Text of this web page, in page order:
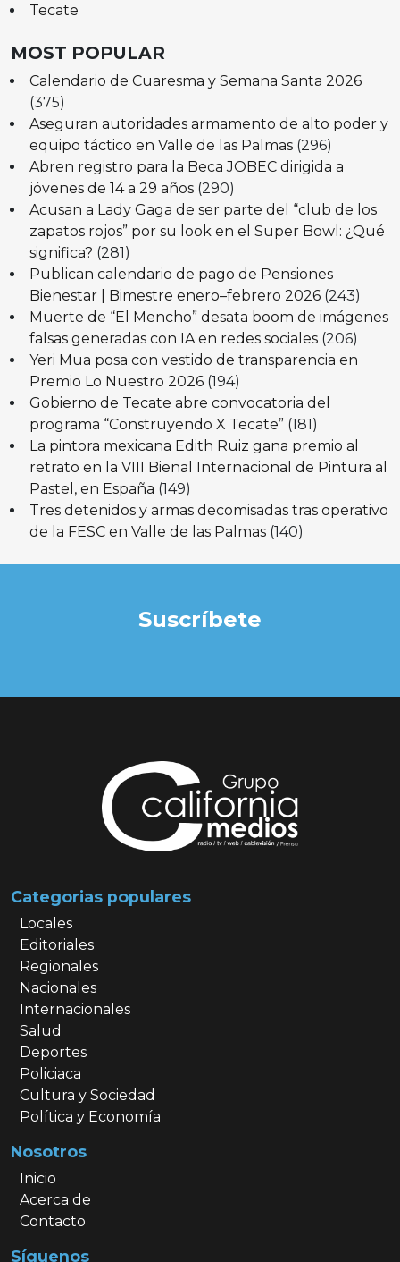
Tecate
MOST POPULAR
Calendario de Cuaresma y Semana Santa 2026
(375)
Aseguran autoridades armamento de alto poder y
equipo táctico en Valle de las Palmas (296)
Abren registro para la Beca JOBEC dirigida a
jóvenes de 14 a 29 años (290)
Acusan a Lady Gaga de ser parte del “club de los
zapatos rojos” por su look en el Super Bowl: ¿Qué
significa? (281)
Publican calendario de pago de Pensiones
Bienestar | Bimestre enero–febrero 2026 (243)
Muerte de “El Mencho” desata boom de imágenes
falsas generadas con IA en redes sociales (206)
Yeri Mua posa con vestido de transparencia en
Premio Lo Nuestro 2026 (194)
Gobierno de Tecate abre convocatoria del
programa “Construyendo X Tecate” (181)
La pintora mexicana Edith Ruiz gana premio al
retrato en la VIII Bienal Internacional de Pintura al
Pastel, en España (149)
Tres detenidos y armas decomisadas tras operativo
de la FESC en Valle de las Palmas (140)
Suscríbete
Categorias populares
Locales
Editoriales
Regionales
Nacionales
Internacionales
Salud
Deportes
Policiaca
Cultura y Sociedad
Política y Economía
Nosotros
Inicio
Acerca de
Contacto
Síguenos